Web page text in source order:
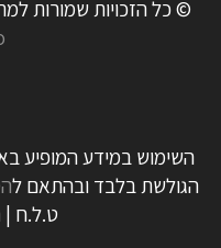
© כל הזכויות שמורות למתולתלות
השימוש במידע המופיע
הגולשת בלבד ובהתאם ל
ט.ל.ח |